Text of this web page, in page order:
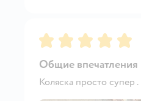
Рейтинг:5
Общие впечатления
Коляска просто супер